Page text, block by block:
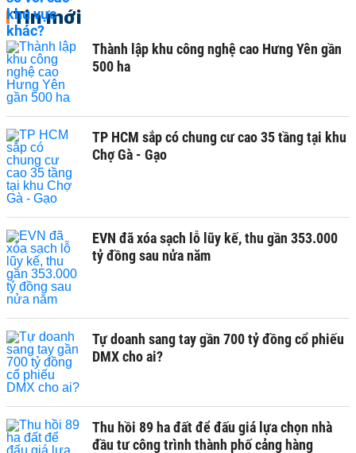
Tin mới
Thành lập khu công nghệ cao Hưng Yên gần
500 ha
TP HCM sắp có chung cư cao 35 tầng tại khu
Chợ Gà - Gạo
EVN đã xóa sạch lỗ lũy kế, thu gần 353.000
tỷ đồng sau nửa năm
Tự doanh sang tay gần 700 tỷ đồng cổ phiếu
DMX cho ai?
Thu hồi 89 ha đất để đấu giá lựa chọn nhà
đầu tư công trình thành phố cảng hàng